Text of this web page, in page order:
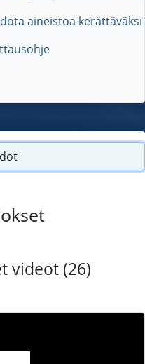
aineistoa kerättäväksi
videot (26)